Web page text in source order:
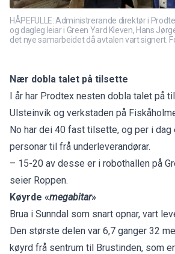
HÅPEFULLE: Administrerande direktør i
og dagleg leiar i Green Yard Kleven, Hans
det nye samarbeidet då avtalen vart signert.
Nær dobla talet på tilsette
I år har Prodtex nesten dobla talet på
Ulsteinvik og verkstaden på
No har dei 40 fast tilsette, og per i dag
personar til frå underleverandørar.
– 15-20 av desse er i robothallen på
seier Roppen.
Køyrde «megabitar»
Brua i Sunndal som snart opnar, vart
Den største delen var 6,7 ganger 32
køyrd frå sentrum til Brustinden, som